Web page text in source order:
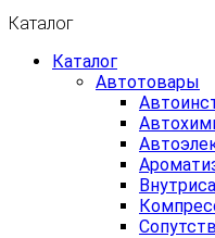
Каталог
Каталог
Автотовары